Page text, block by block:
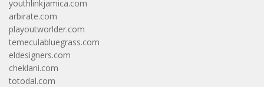
youthlinkjamica.com
arbirate.com
playoutworlder.com
temeculabluegrass.com
eldesigners.com
cheklani.com
totodal.com